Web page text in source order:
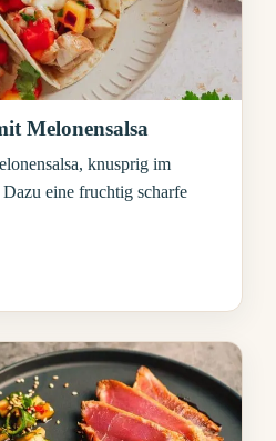
Melonensalsa
knusprig im
eine fruchtig scharfe